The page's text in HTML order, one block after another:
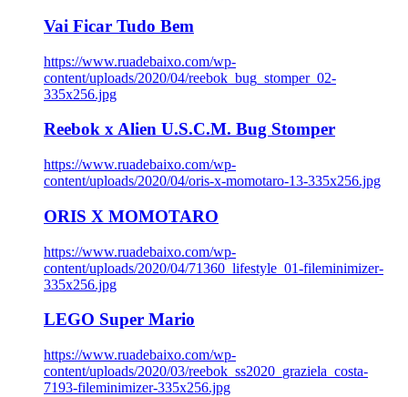
Vai Ficar Tudo Bem
https://www.ruadebaixo.com/wp-
content/uploads/2020/04/reebok_bug_stomper_02-
335x256.jpg
Reebok x Alien U.S.C.M. Bug Stomper
https://www.ruadebaixo.com/wp-
content/uploads/2020/04/oris-x-momotaro-13-335x256.jpg
ORIS X MOMOTARO
https://www.ruadebaixo.com/wp-
content/uploads/2020/04/71360_lifestyle_01-fileminimizer-
335x256.jpg
LEGO Super Mario
https://www.ruadebaixo.com/wp-
content/uploads/2020/03/reebok_ss2020_graziela_costa-
7193-fileminimizer-335x256.jpg